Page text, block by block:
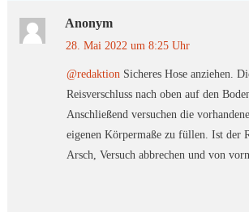
Anonym
28. Mai 2022 um 8:25 Uhr
@redaktionSicheres Hose anziehen.
Reisverschluss nach oben auf den
Anschließend versuchen die
eigenen Körpermaße zu füllen. Ist der
Arsch, Versuch abbrechen und von